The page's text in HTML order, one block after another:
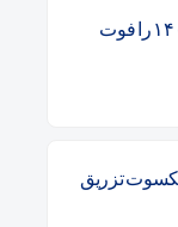
هنرمندان آخرین شمع تولدشان در سال ۱۴۰۱ را فوت
تزریق